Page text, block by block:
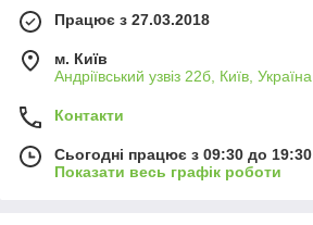
Працює з 27.03.2018
м. Київ
Андріївський узвіз 22б, Київ, Україна
Контакти
Сьогодні працює з 09:30 до 19:30
Показати весь графік роботи